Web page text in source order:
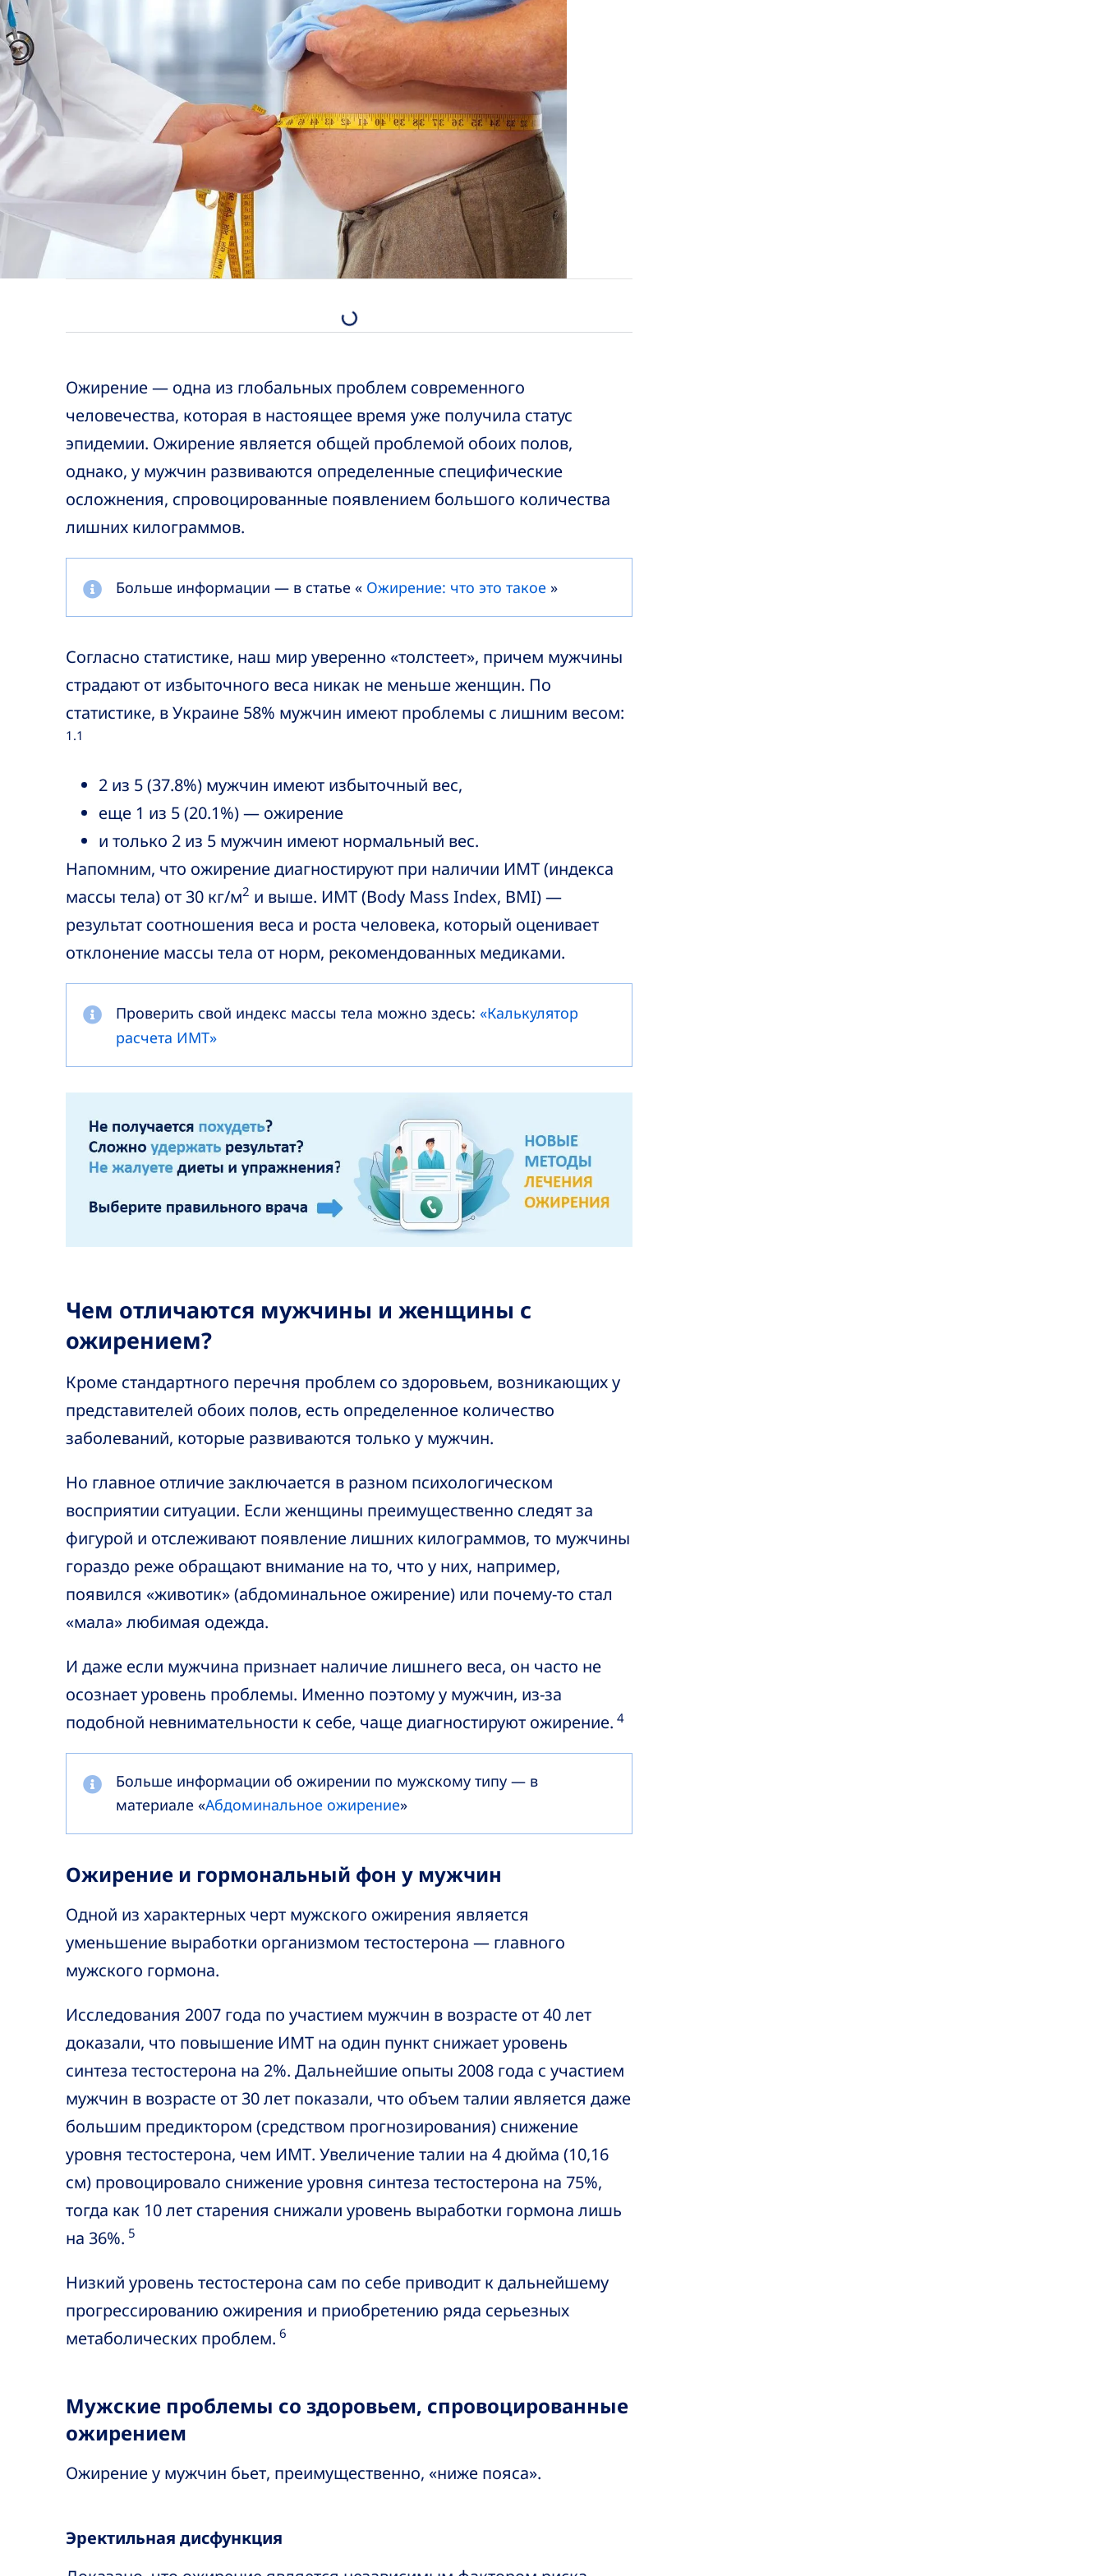
Ожирение — одна из глобальных проблем современного
человечества, которая в настоящее время уже получила статус
эпидемии. Ожирение является общей проблемой обоих полов,
однако, у мужчин развиваются определенные специфические
осложнения, спровоцированные появлением большого количества
лишних килограммов.
Больше информации — в статье « Ожирение: что это такое »
Согласно статистике, наш мир уверенно «толстеет», причем мужчины
страдают от избыточного веса никак не меньше женщин. По
статистике, в Украине 58% мужчин имеют проблемы с лишним весом:
1.1
2 из 5 (37.8%) мужчин имеют избыточный вес,
еще 1 из 5 (20.1%) — ожирение
и только 2 из 5 мужчин имеют нормальный вес.
Напомним, что ожирение диагностируют при наличии ИМТ (индекса
массы тела) от 30 кг/м2 и выше. ИМТ (Body Mass Index, BMI) —
результат соотношения веса и роста человека, который оценивает
отклонение массы тела от норм, рекомендованных медиками.
Проверить свой индекс массы тела можно здесь: «Калькулятор
расчета ИМТ»
Чем отличаются мужчины и женщины с
ожирением?
Кроме стандартного перечня проблем со здоровьем, возникающих у
представителей обоих полов, есть определенное количество
заболеваний, которые развиваются только у мужчин.
Но главное отличие заключается в разном психологическом
восприятии ситуации. Если женщины преимущественно следят за
фигурой и отслеживают появление лишних килограммов, то мужчины
гораздо реже обращают внимание на то, что у них, например,
появился «животик» (абдоминальное ожирение) или почему-то стал
«мала» любимая одежда.
И даже если мужчина признает наличие лишнего веса, он часто не
осознает уровень проблемы. Именно поэтому у мужчин, из-за
подобной невнимательности к себе, чаще диагностируют ожирение. 4
Больше информации об ожирении по мужскому типу — в
материале «Абдоминальное ожирение»
Ожирение и гормональный фон у мужчин
Одной из характерных черт мужского ожирения является
уменьшение выработки организмом тестостерона — главного
мужского гормона.
Исследования 2007 года по участием мужчин в возрасте от 40 лет
доказали, что повышение ИМТ на один пункт снижает уровень
синтеза тестостерона на 2%. Дальнейшие опыты 2008 года с участием
мужчин в возрасте от 30 лет показали, что объем талии является даже
большим предиктором (средством прогнозирования) снижение
уровня тестостерона, чем ИМТ. Увеличение талии на 4 дюйма (10,16
см) провоцировало снижение уровня синтеза тестостерона на 75%,
тогда как 10 лет старения снижали уровень выработки гормона лишь
на 36%. 5
Низкий уровень тестостерона сам по себе приводит к дальнейшему
прогрессированию ожирения и приобретению ряда серьезных
метаболических проблем. 6
Мужские проблемы со здоровьем, спровоцированные
ожирением
Ожирение у мужчин бьет, преимущественно, «ниже пояса».
Эректильная дисфункция